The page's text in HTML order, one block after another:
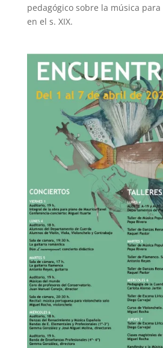
pedagógico sobre la música
en el s. XIX.